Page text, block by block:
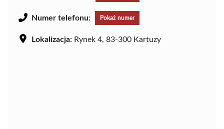
Numer telefonu: Pokaż numer
Lokalizacja: Rynek 4, 83-300 Kartuzy